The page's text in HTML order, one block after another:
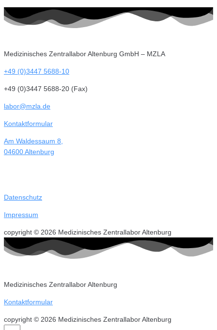
Medizinisches Zentrallabor Altenburg GmbH – MZLA
+49 (0)3447 5688-10
+49 (0)3447 5688-20 (Fax)
labor@mzla.de
Kontaktformular
Am Waldessaum 8,
04600 Altenburg
Datenschutz
Impressum
copyright © 2026 Medizinisches Zentrallabor Altenburg
Medizinisches Zentrallabor Altenburg
Kontaktformular
copyright © 2026 Medizinisches Zentrallabor Altenburg